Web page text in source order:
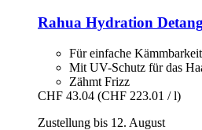
Rahua Hydration
Für einfache Kämmbarkeit
Mit UV-Schutz für das
Zähmt Frizz
CHF 43.04 (CHF 223.01 / l)
Zustellung bis 12. August